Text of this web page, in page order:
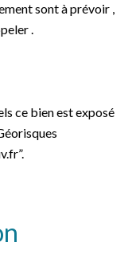
sont à prévoir ,
.
ce bien est exposé